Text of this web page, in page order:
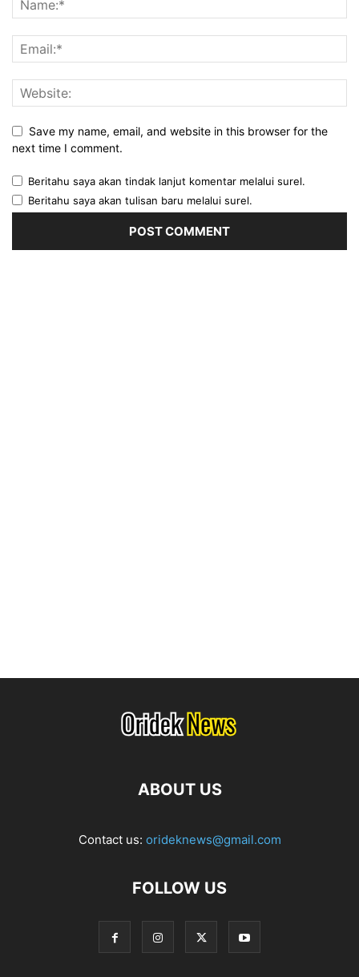
Save my name, email, and website in this browser for the
next time I comment.
Beritahu saya akan tindak lanjut komentar melalui surel.
Beritahu saya akan tulisan baru melalui surel.
ABOUT US
Contact us: orideknews@gmail.com
FOLLOW US